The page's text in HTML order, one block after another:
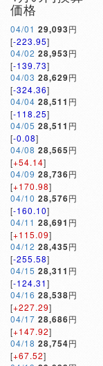
価格
04/01 29,093円
[-223.95]
04/02 28,953円
[-139.73]
04/03 28,629円
[-324.36]
04/04 28,511 円
[-118.25]
04/05 28,511 円
[-0.08]
04/08 28,565円
[+54.14]
04/09 28,736円
[+170.98]
04/10 28,576円
[-160.10]
04/11 28,691 円
[+115.09]
04/12 28,435円
[-255.58]
04/15 28,311 円
[-124.31]
04/16 28,538円
[+227.29]
04/17 28,686円
[+147.92]
04/18 28,754円
[+67.52]